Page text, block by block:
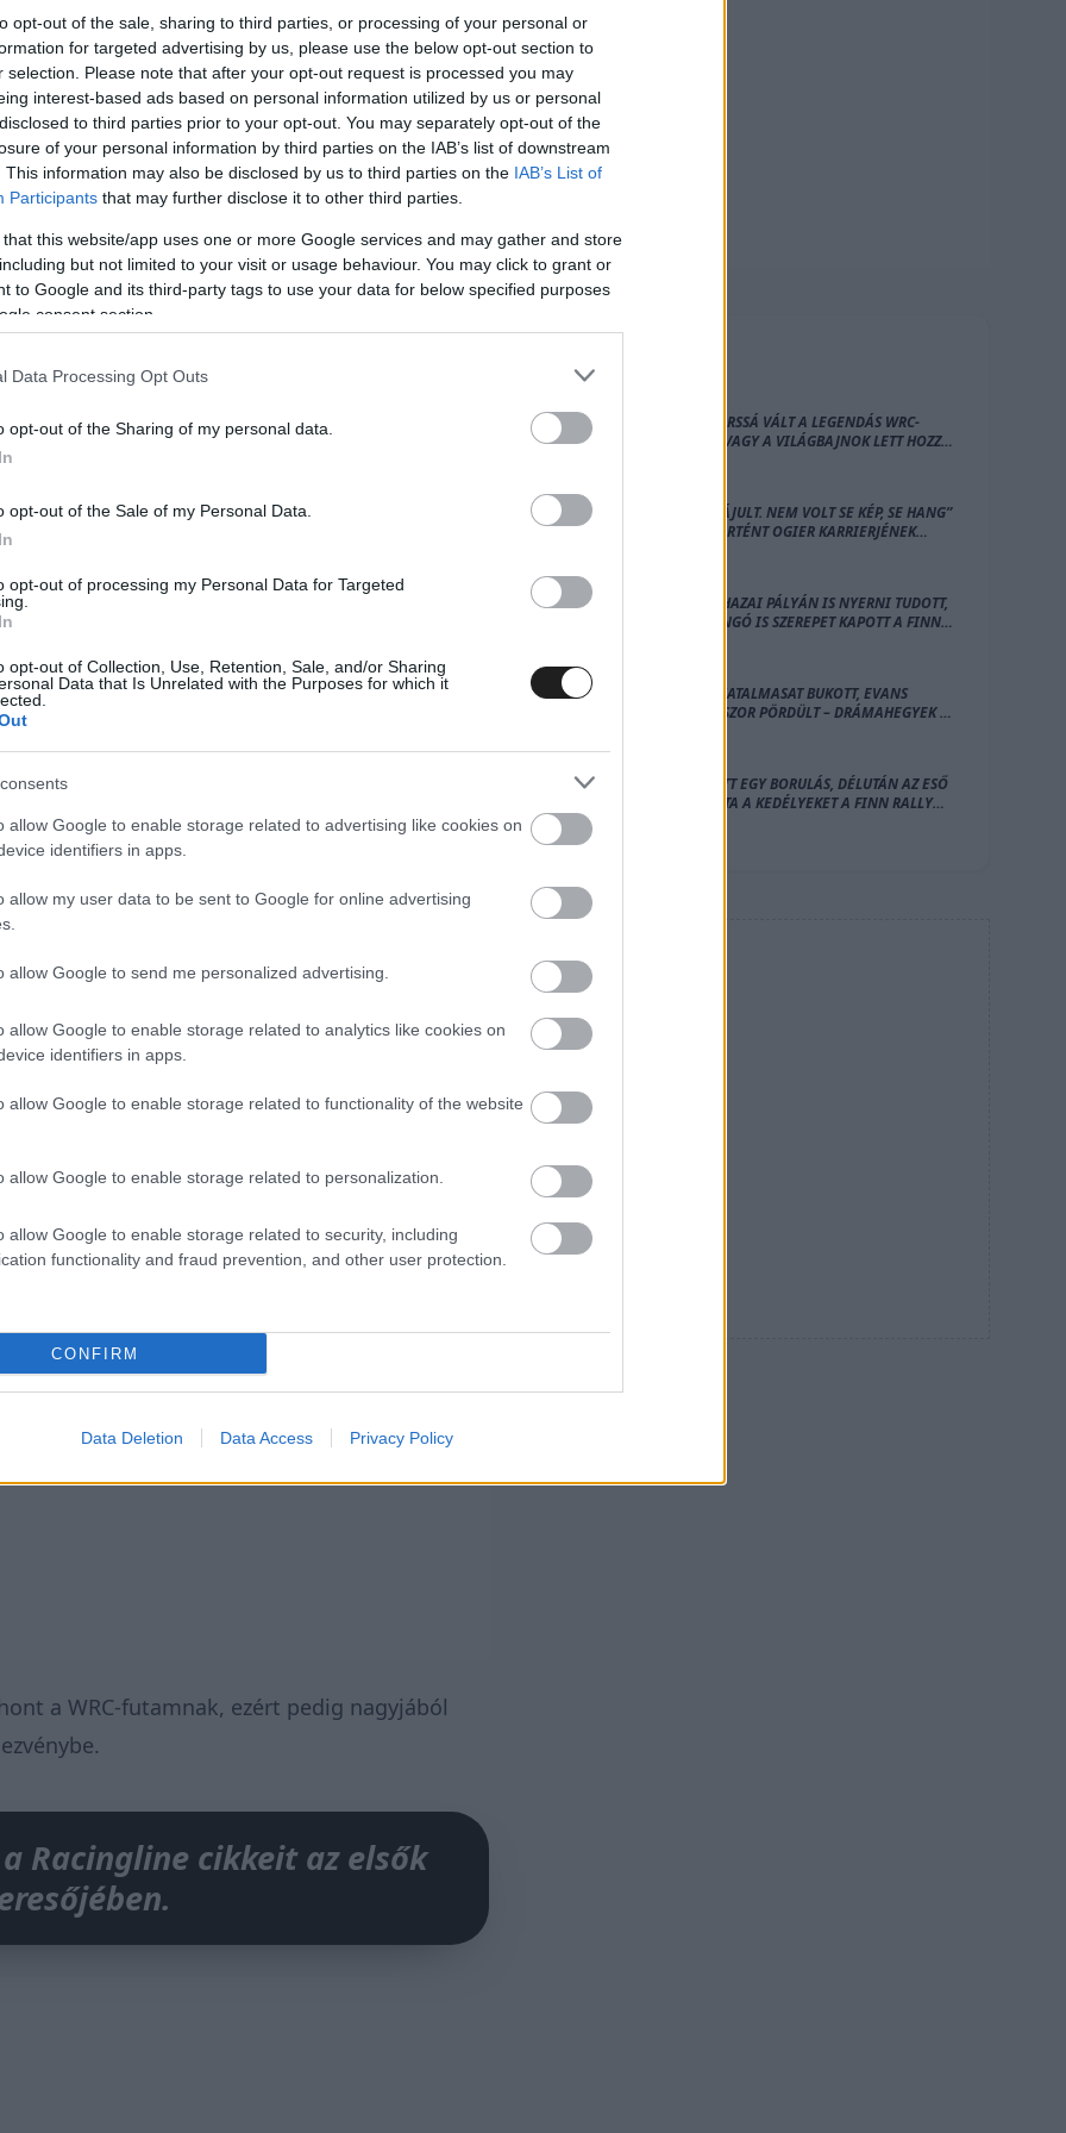
opt-out of the sale, sharing to third parties, or processing of your personal or
for targeted advertising by us, please use the below opt-out section to
selection. Please note that after your opt-out request is processed you may
interest-based ads based on personal information utilized by us or personal
to third parties prior to your opt-out. You may separately opt-out of the
of your personal information by third parties on the IAB’s list of downstream
This information may also be disclosed by us to third parties on the IAB’s List of
Participants that may further disclose it to other third parties.
that this website/app uses one or more Google services and may gather and store
but not limited to your visit or usage behaviour. You may click to grant or
to Google and its third-party tags to use your data for below specified purposes
consent section.
Data Processing Opt Outs
opt-out of the Sharing of my personal data.
opt-out of the Sale of my Personal Data.
opt-out of processing my Personal Data for Targeted
opt-out of Collection, Use, Retention, Sale, and/or Sharing
Data that Is Unrelated with the Purposes for which it
allow Google to enable storage related to advertising like cookies on
identifiers in apps.
allow my user data to be sent to Google for online advertising
allow Google to send me personalized advertising.
allow Google to enable storage related to analytics like cookies on
identifiers in apps.
allow Google to enable storage related to functionality of the website
allow Google to enable storage related to personalization.
allow Google to enable storage related to security, including
functionality and fraud prevention, and other user protection.
CONFIRM
Data Deletion Data Access Privacy Policy
ad otthont, azonban jövőre változik a
a központja, azonban 2027-ben a
lévő Viseu városába költözik a
2027-től, hanem az egész rendezvény
a városi tanács ülésén. – A Portugál Rally
a régióra is, gazdasági szempontból
a WRC-futamnak, ezért pedig nagyjából
Racingline cikkeit az elsők
TÚL GYORSSÁ VÁLT A LEGENDÁS WRC-
FUTAM, VAGY A VILÁGBAJNOK LETT HOZZÁ
„SEB ELÁJULT. NEM VOLT SE KÉP, SE HANG”
– ÍGY TÖRTÉNT OGIER KARRIERJÉNEK
PAJARI HAZAI PÁLYÁN IS NYERNI TUDOTT,
EGY DONGÓ IS SZEREPET KAPOTT A FINN
OGIER HATALMASAT BUKOTT, EVANS
HÁROMSZOR PÖRDÜLT – DRÁMAHEGYEK A
DÉLELŐTT EGY BORULÁS, DÉLUTÁN AZ ESŐ
BORZOLTA A KEDÉLYEKET A FINN RALLY